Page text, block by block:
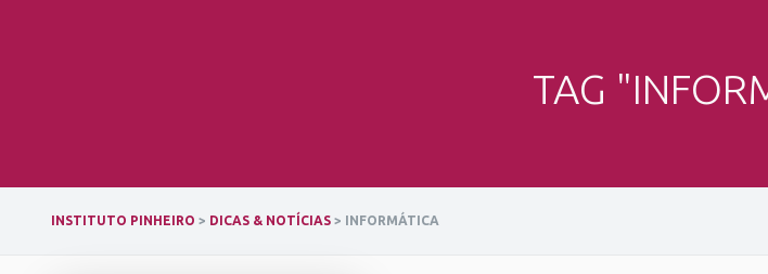
TAG
INSTITUTO PINHEIRO > DICAS & NOTÍCIAS > INFORMÁTICA